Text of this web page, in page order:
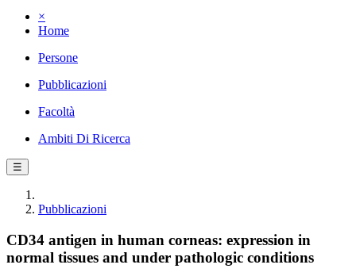
×
Home
Persone
Pubblicazioni
Facoltà
Ambiti Di Ricerca
☰
Pubblicazioni
CD34 antigen in human corneas: expression in
normal tissues and under pathologic conditions